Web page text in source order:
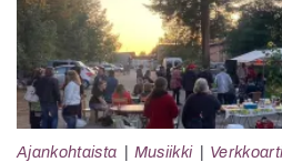
Ajankohtaista Musiikki